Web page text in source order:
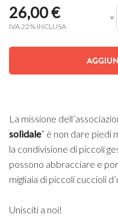
26,00€
IVA 22% INCLUSA
×
La missione
solidale” è non dare piedi
la condivisione di piccoli
possono abbracciare e
migliaia di piccoli cuccioli
Unisciti a noi!